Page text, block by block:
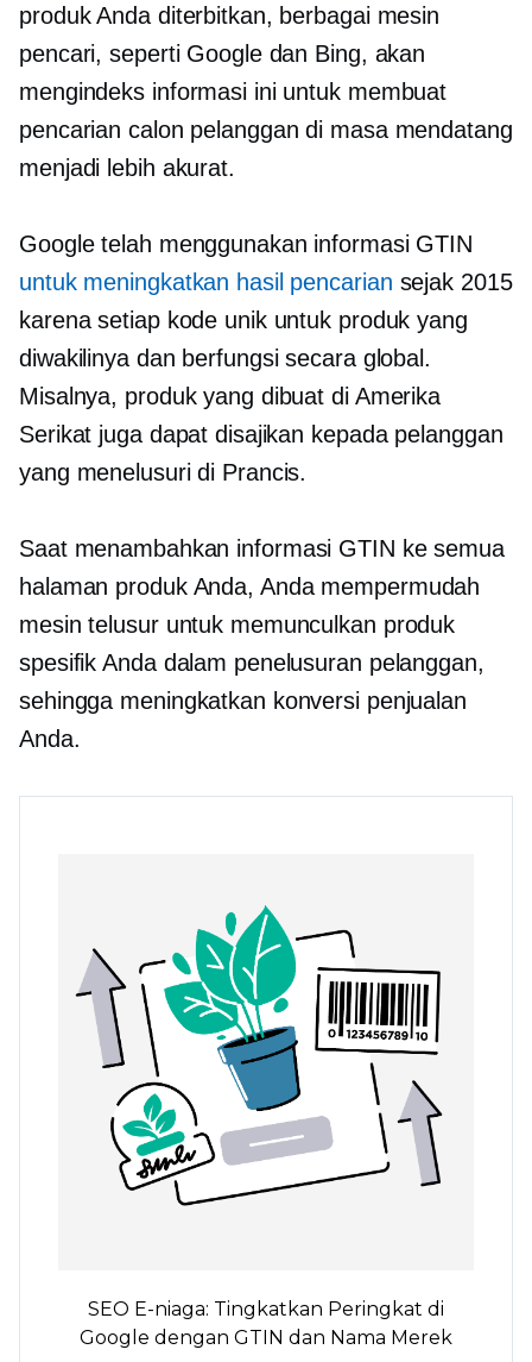
produk Anda diterbitkan, berbagai mesin
pencari, seperti Google dan Bing, akan
mengindeks informasi ini untuk membuat
pencarian calon pelanggan di masa mendatang
menjadi lebih akurat.
Google telah menggunakan informasi GTIN
untuk meningkatkan hasil pencarian sejak 2015
karena setiap kode unik untuk produk yang
diwakilinya dan berfungsi secara global.
Misalnya, produk yang dibuat di Amerika
Serikat juga dapat disajikan kepada pelanggan
yang menelusuri di Prancis.
Saat menambahkan informasi GTIN ke semua
halaman produk Anda, Anda mempermudah
mesin telusur untuk memunculkan produk
spesifik Anda dalam penelusuran pelanggan,
sehingga meningkatkan konversi penjualan
Anda.
SEO E-niaga: Tingkatkan Peringkat di
Google dengan GTIN dan Nama Merek